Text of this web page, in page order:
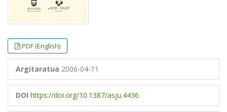
PDF (English)
Argitaratua 2006-04-11
DOI https://doi.org/10.1387/asju.4436